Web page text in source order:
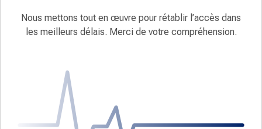
Nous mettons tout en œuvre pour rétablir l’accès dans
les meilleurs délais. Merci de votre compréhension.